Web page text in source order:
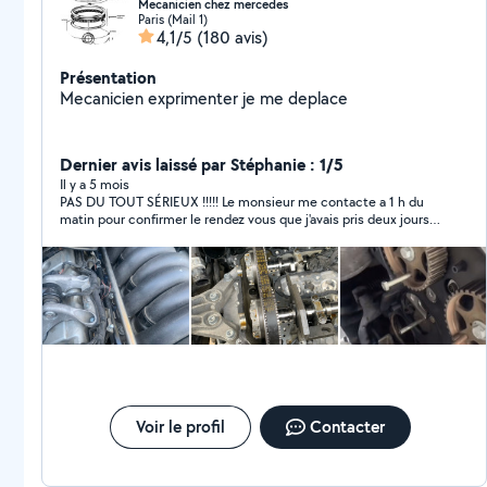
Mecanicien chez mercedes
Paris (Mail 1)
4,1/5 (180 avis)
Présentation
Mecanicien exprimenter je me deplace
Dernier avis laissé par Stéphanie : 1/5
Il y a 5 mois
PAS DU TOUT SÉRIEUX !!!!! Le monsieur me contacte a 1 h du
matin pour confirmer le rendez vous que j'avais pris deux jours à
j'attends et à 13h il m'envoie un message en me disant qu'il
s'est endormi car il fait le ramadan et qu'il est fatigué puis me
dit qu'il vient malgré tout .. puis plus de nouvelles ... il n'est pas
prêt pour travailler A FUIR CE GENRE DE PERSONNE. NON
SÉRIEUX.
Voir le profil Contacter